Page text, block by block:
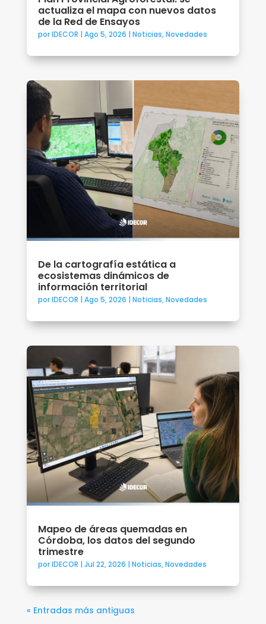
actualiza el mapa con nuevos datos
de la Red de Ensayos
porIDECOR | Ago 5, 2026 | Noticias,Novedades
De la cartografía estática a
ecosistemas dinámicos de
información territorial
porIDECOR | Ago 5, 2026 | Noticias,Novedades
Mapeo de áreas quemadas en
Córdoba, los datos del segundo
trimestre
porIDECOR | Jul 22, 2026 | Noticias,Novedades
« Entradas más antiguas